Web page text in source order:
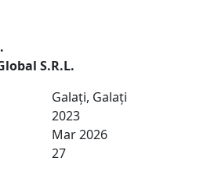
S.R.L.
Galați, Galați
2023
Mar 2026
27